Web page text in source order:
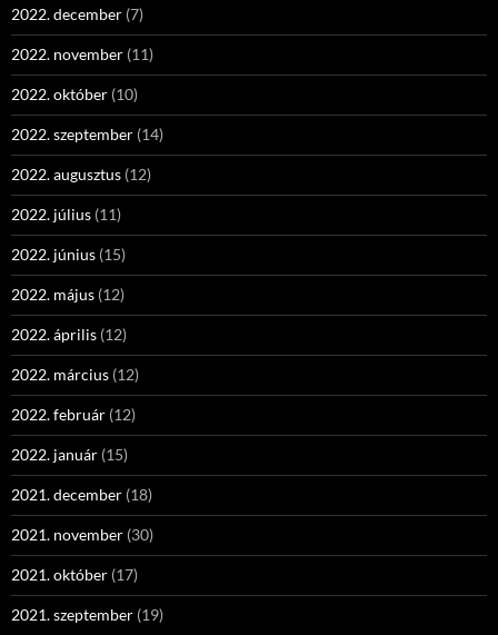
2022. december (7)
2022. november (11)
2022. október (10)
2022. szeptember (14)
2022. augusztus (12)
2022. július (11)
2022. június (15)
2022. május (12)
2022. április (12)
2022. március (12)
2022. február (12)
2022. január (15)
2021. december (18)
2021. november (30)
2021. október (17)
2021. szeptember (19)